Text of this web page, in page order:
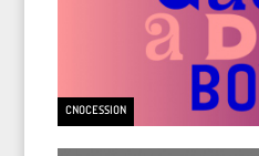
CNOCESSION